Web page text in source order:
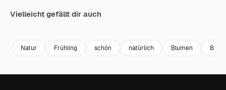
Vielleicht gefällt dir auch
Natur Frühling schön natürlich Blumen